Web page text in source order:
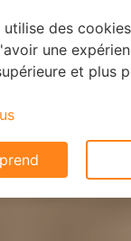
utilise des
une
et plus